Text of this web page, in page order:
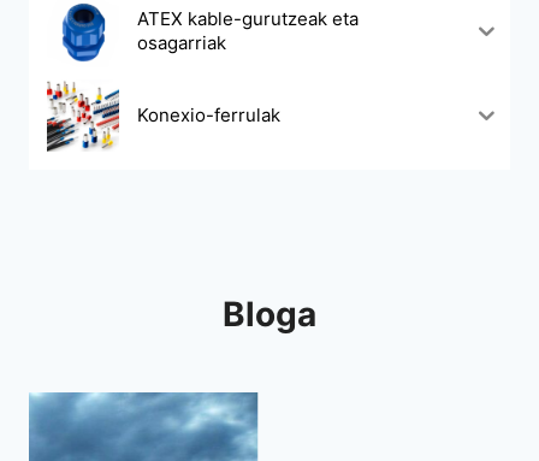
ATEX kable-gurutzeak eta
osagarriak
Konexio-ferrulak
Bloga